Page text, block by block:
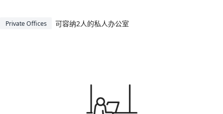
Private Offices 可容纳2人的私人办公室